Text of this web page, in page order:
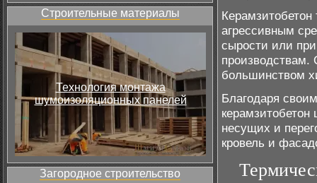
Строительные материалы
Технология монтажа
шумоизоляционных панелей
Загородное строительство
Керамзитобетон
агрессивным
сырости или
производствам.
большинством
Благодаря
несущих и
кровель и